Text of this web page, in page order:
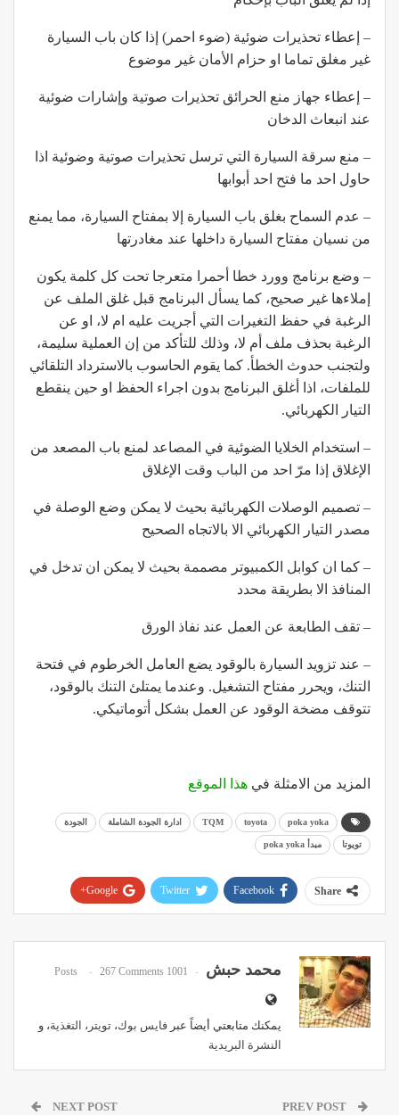
– إعطاء تحذيرات ضوئية (ضوء احمر) إذا كان باب السيارة
غير مغلق تماما او حزام الأمان غير موضوع
– إعطاء جهاز منع الحرائق تحذيرات صوتية وإشارات ضوئية
عند انبعاث الدخان
– منع سرقة السيارة التي ترسل تحذيرات صوتية وضوئية اذا
حاول احد ما فتح احد أبوابها
– عدم السماح بغلق باب السيارة إلا بمفتاح السيارة، مما يمنع
من نسيان مفتاح السيارة داخلها عند مغادرتها
– وضع برنامج وورد خطا أحمرا متعرجا تحت كل كلمة يكون
إملاءها غير صحيح، كما يسأل البرنامج قبل غلق الملف عن
الرغبة في حفظ التغيرات التي أجريت عليه ام لا، او عن
الرغبة بحذف ملف أم لا، وذلك للتأكد من إن العملية سليمة،
ولتجنب حدوث الخطأ. كما يقوم الحاسوب بالاسترداد التلقائي
للملفات، اذا أغلق البرنامج بدون اجراء الحفظ او حين ينقطع
التيار الكهربائي.
– استخدام الخلايا الضوئية في المصاعد لمنع باب المصعد من
الإغلاق إذا مرّ احد من الباب وقت الإغلاق
– تصميم الوصلات الكهربائية بحيث لا يمكن وضع الوصلة في
مصدر التيار الكهربائي الا بالاتجاه الصحيح
– كما ان كوابل الكمبيوتر مصممة بحيث لا يمكن ان تدخل في
المنافذ الا بطريقة محدد
– تقف الطابعة عن العمل عند نفاذ الورق
– عند تزويد السيارة بالوقود يضع العامل الخرطوم في فتحة
التنك، ويحرر مفتاح التشغيل. وعندما يمتلئ التنك بالوقود،
تتوقف مضخة الوقود عن العمل بشكل أتوماتيكي.
المزيد من الامثلة في هذا الموقع
poka yoka
toyota
TQM ادارة الجودة الشاملة الجودة
تويوتا مبدأ poka yoka
Share
Facebook
Twitter
Google+
محمد حبش 1001 Posts
267 Comments
يمكنك متابعتي أيضاً عبر فايس بوك، تويتر ، التغذية، و
النشرة البريدية
NEXT POST